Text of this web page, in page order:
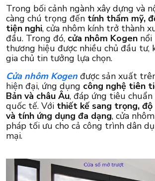
Trong bối cảnh ngành xây dựng và
càng chú trọng đến tính thẩm mỹ,
tiện nghi, cửa nhôm kính trở thành
đầu. Trong đó, cửa nhôm Kogen
thương hiệu được nhiều chủ đầu tư,
gia chủ tin tưởng lựa chọn.
Cửa nhôm Kogen được sản xuất
hiện đại, ứng dụng công nghệ tiên
Bản và châu Âu, đáp ứng tiêu
quốc tế. Với thiết kế sang trọng,
và tính ứng dụng đa dạng, cửa
pháp tối ưu cho cả công trình dân
mại.